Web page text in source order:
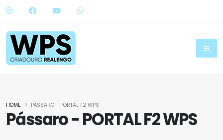
Pássaro - PORTAL F2 WPS
HOME PÁSSARO - PORTAL F2 WPS